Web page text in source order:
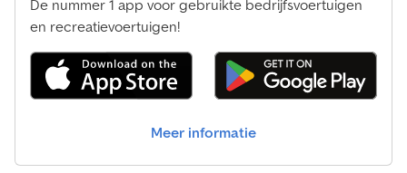
De nummer 1 app voor gebruikte bedrijfsvoertuigen
en recreatievoertuigen!
Meer informatie